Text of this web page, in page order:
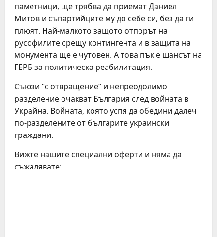
паметници, ще трябва да приемат Даниел
Митов и съпартийците му до себе си, без да ги
плюят. Най-малкото защото отпорът на
русофилите срещу контингента и в защита на
монумента ще е чутовен. А това пък е шансът на
ГЕРБ за политическа реабилитация.
Съюзи “с отвращение” и непреодолимо
разделение очакват България след войната в
Украйна. Войната, която успя да обедини далеч
по-разделените от българите украински
граждани.
Вижте нашите специални оферти и няма да
съжалявате: